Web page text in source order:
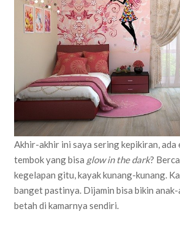
Akhir-akhir ini saya sering kepikiran, ada
tembok yang bisa glow in the dark?
kegelapan gitu, kayak kunang-kunang.
banget pastinya. Dijamin bisa bikin anak-
betah di kamarnya sendiri.